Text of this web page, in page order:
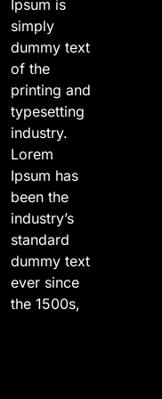
Ipsum is
simply
dummy text
of the
printing and
typesetting
industry.
Lorem
Ipsum has
been the
industry’s
standard
dummy text
ever since
the 1500s,